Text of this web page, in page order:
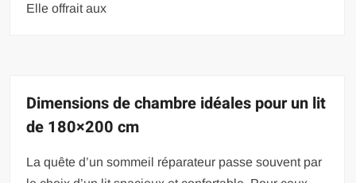
Elle offrait aux
Dimensions de chambre idéales pour un lit
de 180×200 cm
La quête d’un sommeil réparateur passe souvent par